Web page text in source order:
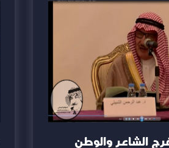
الشاعر والوطن